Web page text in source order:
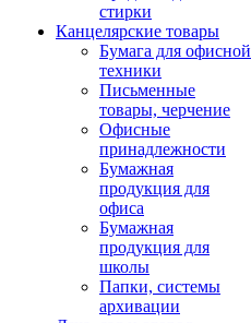
стирки
Канцелярские товары
Бумага для офисной
техники
Письменные
товары, черчение
Офисные
принадлежности
Бумажная
продукция для
офиса
Бумажная
продукция для
школы
Папки, системы
архивации